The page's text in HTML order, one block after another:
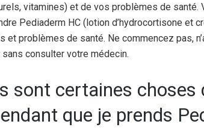
vitamines) et de vos problèmes de santé.
Pediaderm HC (lotion d’hydrocortisone et
et problèmes de santé. Ne commencez pas,
consulter votre médecin.
sont certaines choses
que je prends